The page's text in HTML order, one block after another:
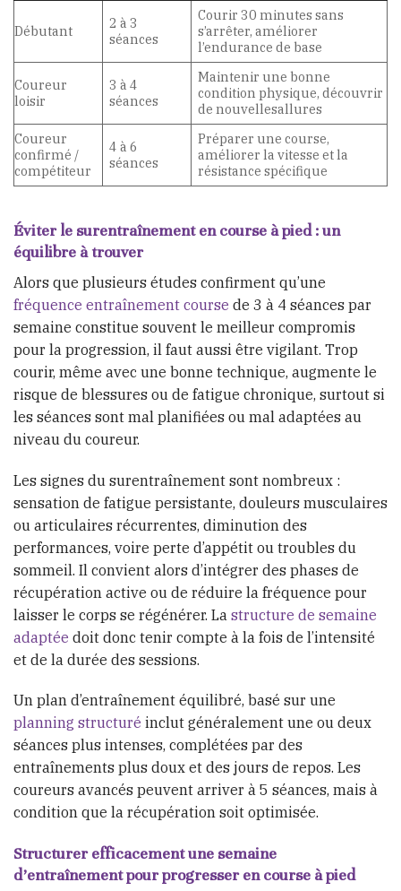
Débutant
2 à 3
séances
Courir 30 minutes sans
s’arrêter, améliorer
l’endurance de base
Coureur
loisir
3 à 4
séances
Maintenir une bonne
condition physique, découvrir
de nouvellesallures
Coureur
confirmé /
compétiteur
4 à 6
séances
Préparer une course,
améliorer la vitesse et la
résistance spécifique
Éviter le surentraînement en course à pied : un
équilibre à trouver
Alors que plusieurs études confirment qu’une
fréquence entraînement course de 3 à 4 séances par
semaine constitue souvent le meilleur compromis
pour la progression, il faut aussi être vigilant. Trop
courir, même avec une bonne technique, augmente le
risque de blessures ou de fatigue chronique, surtout si
les séances sont mal planifiées ou mal adaptées au
niveau du coureur.
Les signes du surentraînement sont nombreux :
sensation de fatigue persistante, douleurs musculaires
ou articulaires récurrentes, diminution des
performances, voire perte d’appétit ou troubles du
sommeil. Il convient alors d’intégrer des phases de
récupération active ou de réduire la fréquence pour
laisser le corps se régénérer. La structure de semaine
adaptée doit donc tenir compte à la fois de l’intensité
et de la durée des sessions.
Un plan d’entraînement équilibré, basé sur une
planning structuré inclut généralement une ou deux
séances plus intenses, complétées par des
entraînements plus doux et des jours de repos. Les
coureurs avancés peuvent arriver à 5 séances, mais à
condition que la récupération soit optimisée.
Structurer efficacement une semaine
d’entraînement pour progresser en course à pied